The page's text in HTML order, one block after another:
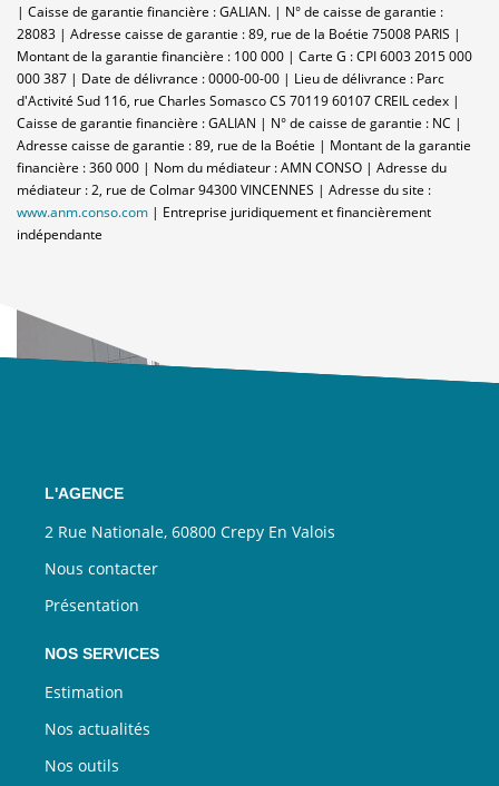
| Caisse de garantie financière : GALIAN. | N° de caisse de garantie :
28083 | Adresse caisse de garantie : 89, rue de la Boétie 75008 PARIS |
Montant de la garantie financière : 100 000 | Carte G : CPI 6003 2015 000
000 387 | Date de délivrance : 0000-00-00 | Lieu de délivrance : Parc
d'Activité Sud 116, rue Charles Somasco CS 70119 60107 CREIL cedex |
Caisse de garantie financière : GALIAN | N° de caisse de garantie : NC |
Adresse caisse de garantie : 89, rue de la Boétie | Montant de la garantie
financière : 360 000 | Nom du médiateur : AMN CONSO | Adresse du
médiateur : 2, rue de Colmar 94300 VINCENNES | Adresse du site :
www.anm.conso.com | Entreprise juridiquement et financièrement
indépendante
L'AGENCE
2 Rue Nationale, 60800 Crepy En Valois
Nous contacter
Présentation
NOS SERVICES
Estimation
Nos actualités
Nos outils